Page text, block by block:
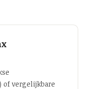
of vergelijkbare